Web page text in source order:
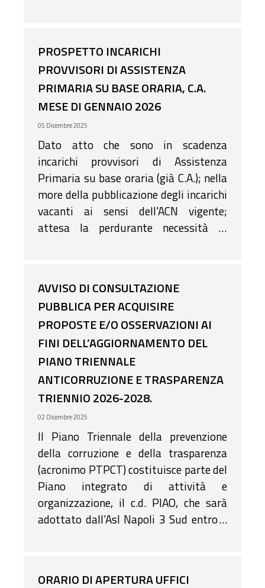
PROSPETTO INCARICHI
PROVVISORI DI ASSISTENZA
PRIMARIA SU BASE ORARIA, C.A.
MESE DI GENNAIO 2026
05 Dicembre 2025
Dato atto che sono in scadenza
incarichi provvisori di Assistenza
Primaria su base oraria (già C.A.); nella
more della pubblicazione degli incarichi
vacanti ai sensi dell'ACN vigente;
attesa la perdurante necessità di
AVVISO DI CONSULTAZIONE
PUBBLICA PER ACQUISIRE
PROPOSTE E/O OSSERVAZIONI AI
FINI DELL’AGGIORNAMENTO DEL
PIANO TRIENNALE
ANTICORRUZIONE E TRASPARENZA
TRIENNIO 2026-2028.
02 Dicembre 2025
Il Piano Triennale della prevenzione
della corruzione e della trasparenza
(acronimo PTPCT) costituisce parte del
Piano integrato di attività e
organizzazione, il c.d. PIAO, che sarà
adottato dall’Asl Napoli 3 Sud entro il
ORARIO DI APERTURA UFFICI